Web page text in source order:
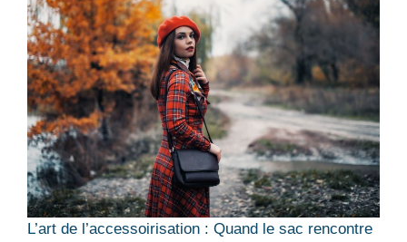
L’art de l’accessoirisation : Quand le sac rencontre